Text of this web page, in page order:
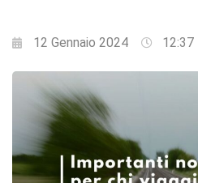
12 Gennaio 2024 12:37